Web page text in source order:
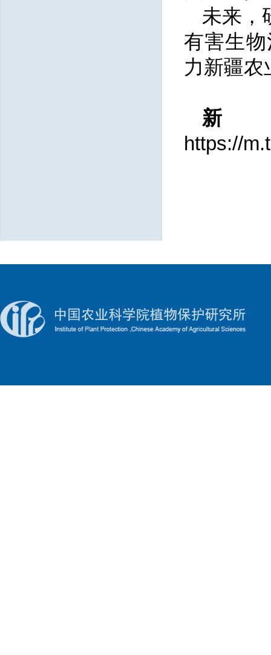
未来，
有害生
力新疆农
https://